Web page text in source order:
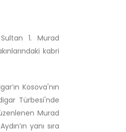
1. Murad
kabri
Kosova'nın
Türbesi'nde
Murad
yanı sıra